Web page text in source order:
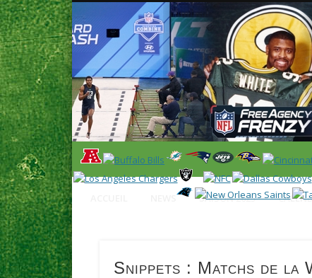
News en français sur la NFL et le Football Américain
SAISON 2025
Snippets : Matchs de la